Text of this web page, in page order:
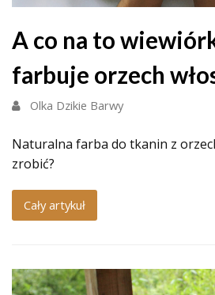
A co na to
farbuje orzech
Olka Dzikie Barwy
Naturalna farba do tkanin z
zrobić?
Cały artykuł